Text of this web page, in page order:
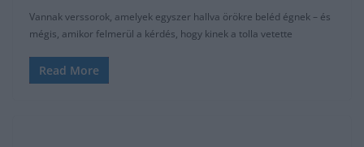
Vannak verssorok, amelyek egyszer hallva örökre beléd égnek – és
mégis, amikor felmerül a kérdés, hogy kinek a tolla vetette
Read More